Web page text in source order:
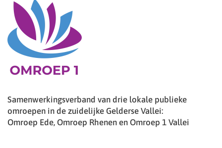
Samenwerkingsverband van drie lokale publieke
omroepen in de zuidelijke Gelderse Vallei:
Omroep Ede, Omroep Rhenen en Omroep 1 Vallei